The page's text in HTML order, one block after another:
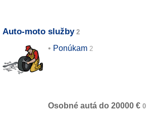
Auto-moto služby
Ponúkam
Osobné autá do 20000 €